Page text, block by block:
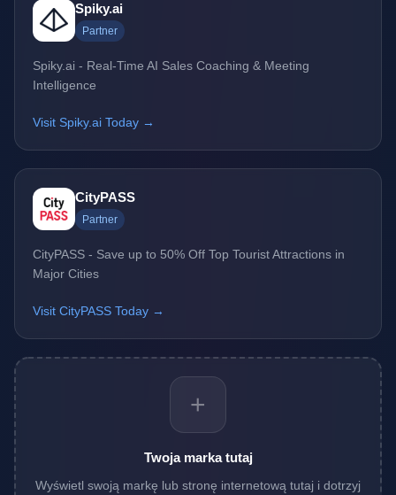
Spiky.ai
Partner
Spiky.ai - Real-Time AI Sales Coaching & Meeting
Intelligence
Visit Spiky.ai Today →
CityPASS
Partner
CityPASS - Save up to 50% Off Top Tourist Attractions in
Major Cities
Visit CityPASS Today →
+
Twoja marka tutaj
Wyświetl swoją markę lub stronę internetową tutaj i dotrzyj